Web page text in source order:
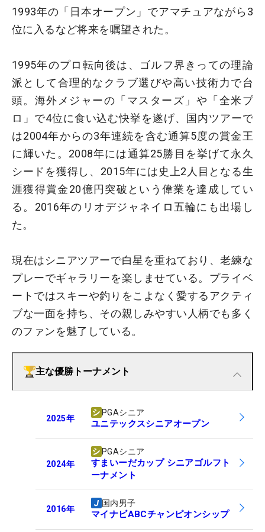
1993年の「日本オープン」でアマチュアながら3
位に入るなど将来を嘱望された。
1995年のプロ転向後は、ゴルフ界きっての理論
派として合理的なクラブ選びや高い技術力で台
頭。海外メジャーの「マスターズ」や「全米プ
ロ」で4位に食い込む快挙を遂げ、国内ツアーで
は2004年からの3年連続を含む通算5度の賞金王
に輝いた。2008年には通算25勝目を挙げて永久
シードを獲得し、2015年には史上2人目となる生
涯獲得賞金20億円突破という偉業を達成してい
る。2016年のリオデジャネイロ五輪にも出場し
た。
現在はシニアツアーで白星を重ねており、老練な
プレーでギャラリーを楽しませている。プライベ
ートではスキーや釣りをこよなく愛するアクティ
ブな一面を持ち、その親しみやすい人柄でも多く
のファンを魅了している。
主な優勝トーナメント
2025年
PGAシニア
ユニテックスシニアオープン
2024年
PGAシニア
すまいーだカップ シニアゴルフト
ーナメント
2016年
国内男子
マイナビABCチャンピオンシップ